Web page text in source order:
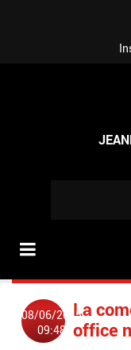
08/06/2015
09:48
La
office